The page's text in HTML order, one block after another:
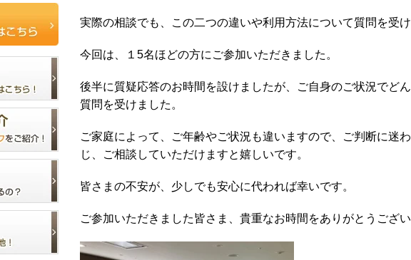
実際の相談でも、この二つの違いや利用方法について質問を受
今回は、１5名ほどの方にご参加いただきました。
後半に質疑応答のお時間を設けましたが、ご自身のご状況でど
質問を受けました。
ご家庭によって、ご年齢やご状況も違いますので、ご判断に迷
じ、ご相談していただけますと嬉しいです。
皆さまの不安が、少しでも安心に代われば幸いです。
ご参加いただきました皆さま、貴重なお時間をありがとうござ